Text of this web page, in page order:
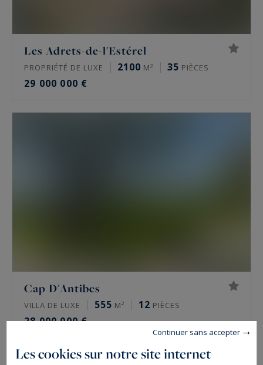
Les Adrets-de-l'Estérel
PROPRIÉTÉ DE LUXE 2100 M² 35 PIÈCES
29 000 000 €
Cap D'Antibes
VILLA DE LUXE 555 M² 12 PIÈCES
28 000 000 €
Les cookies sur notre site internet
Continuer sans accepter